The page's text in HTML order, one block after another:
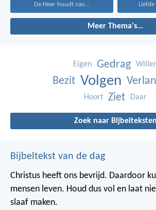
De Heer houdt van...
Meer Thema's...
Eigen Gedrag
Bezit Volgen
Hoort Ziet Daar
Zoek naar Bijbelteksten
Bijbeltekst van de dag
Christus heeft ons bevrijd. Daardoor
mensen leven. Houd dus vol en laat
slaaf maken.